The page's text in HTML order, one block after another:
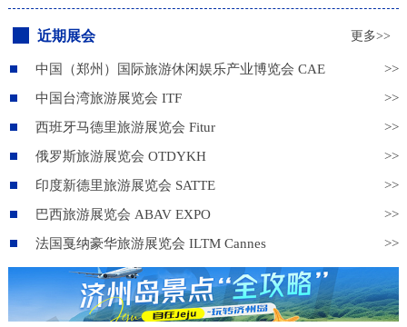
都世纪城新国际会展中心，主办方：励展华博展
览（深圳）有限公司、成都励展华博展览有限公
司，举办周期：一年一届，展会面积：20000平
米，参展观众：42000人，参展商数量及参展品牌
边市场，展会每年吸引众多专业买家前来采购各
利礼品等，买家包括礼品公司、代理商、分销
商、批发商、百货商超以及企业用户。来自各行
的创意设计及富有竞争力的价格为买家提供多样
的选择。以成都为中心的西部礼品家居市场潜力
年运作国际礼品展的专业经验，立足成都，为业
家居用品展再次扩容激情相约美丽蓉城！2025年
我们将关注市场热点，带您开拓西部市场。展品
范围展品范围: 展品范围内容替换： 小家电、文
近期展会 更多>>
中国（郑州）国际旅游休闲娱乐产业博览会 CAE
>>
中国台湾旅游展览会 ITF
>>
西班牙马德里旅游展览会 Fitur
>>
俄罗斯旅游展览会 OTDYKH
>>
印度新德里旅游展览会 SATTE
>>
巴西旅游展览会 ABAV EXPO
>>
法国戛纳豪华旅游展览会 ILTM Cannes
>>